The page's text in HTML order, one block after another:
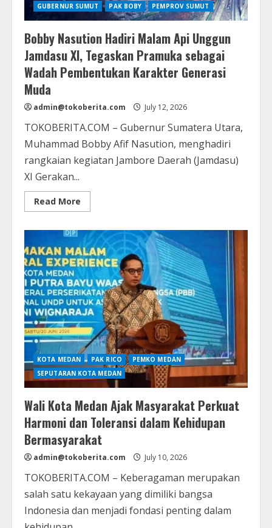
GUBERNUR SUMUT PAK BOBY PEMPROV SUMUT
Bobby Nasution Hadiri Malam Api Unggun
Jamdasu XI, Tegaskan Pramuka sebagai
Wadah Pembentukan Karakter Generasi
Muda
admin@tokoberita.com July 12, 2026
TOKOBERITA.COM – Gubernur Sumatera Utara,
Muhammad Bobby Afif Nasution, menghadiri
rangkaian kegiatan Jambore Daerah (Jamdasu)
XI Gerakan...
Read More
more
Nasution
Hadiri
Malam
Api
Unggun
Jamdasu
XI,
Tegaskan
Pramuka
sebagai
Wadah
Pembentukan
Karakter
Generasi
Muda
KOTA MEDAN PAK RICO
PEMKO MEDAN
SEPUTARAN KOTA MEDAN
Wali Kota Medan Ajak Masyarakat Perkuat
Harmoni dan Toleransi dalam Kehidupan
Bermasyarakat
admin@tokoberita.com July 10, 2026
TOKOBERITA.COM – Keberagaman merupakan
salah satu kekayaan yang dimiliki bangsa
Indonesia dan menjadi fondasi penting dalam